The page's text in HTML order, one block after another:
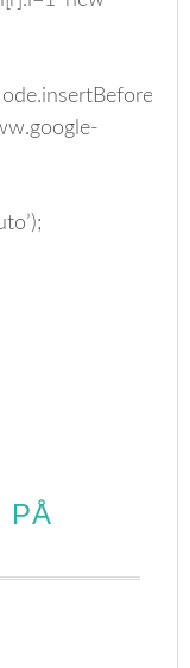
PÅ